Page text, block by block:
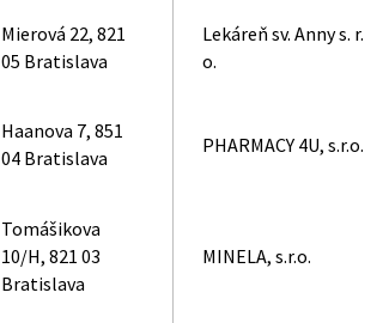
Mierová 22, 821
05 Bratislava
Lekáreň sv. Anny s. r.
o.
Haanova 7, 851
04 Bratislava
PHARMACY 4U, s.r.o.
Tomášikova
10/H, 821 03
Bratislava
MINELA, s.r.o.